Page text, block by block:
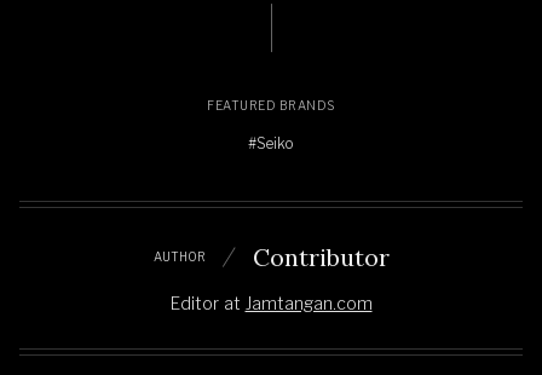
FEATURED BRANDS
#Seiko
AUTHOR Contributor
Editor at Jamtangan.com